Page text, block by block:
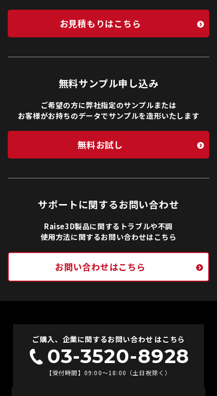
お見積もりはこちら
無料サンプル申し込み
ご希望の方に弊社指定のサンプルまたは
お客様がお持ちのデータでサンプルを造形いたします
無料お試し
サポートに関するお問い合わせ
Raise3D製品に関するトラブルや不調
使用方法に関するお問い合わせはこちら
お問い合わせはこちら
ご購入、企業に関するお問い合わせ はこちら
03-3520-8928
【受付時間】09:00〜18:00（土日祝除く）